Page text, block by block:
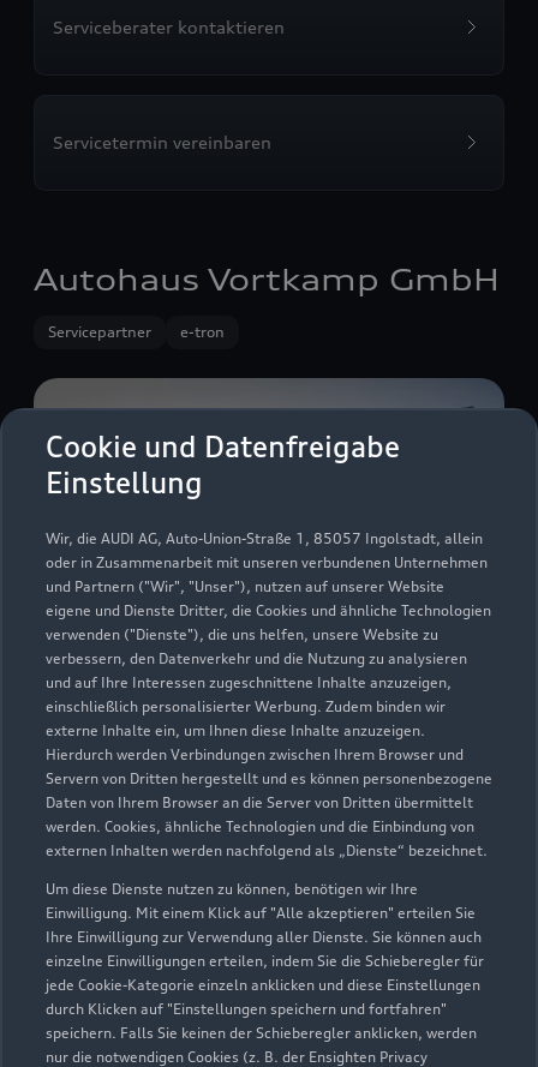
Cookie und Datenfreigabe
Einstellung
Wir, die AUDI AG, Auto-Union-Straße 1, 85057 Ingolstadt, allein
oder in Zusammenarbeit mit unseren verbundenen Unternehmen
und Partnern ("Wir", "Unser"), nutzen auf unserer Website
eigene und Dienste Dritter, die Cookies und ähnliche Technologien
verwenden ("Dienste"), die uns helfen, unsere Website zu
verbessern, den Datenverkehr und die Nutzung zu analysieren
und auf Ihre Interessen zugeschnittene Inhalte anzuzeigen,
einschließlich personalisierter Werbung. Zudem binden wir
externe Inhalte ein, um Ihnen diese Inhalte anzuzeigen.
Hierdurch werden Verbindungen zwischen Ihrem Browser und
Servern von Dritten hergestellt und es können personenbezogene
Daten von Ihrem Browser an die Server von Dritten übermittelt
werden. Cookies, ähnliche Technologien und die Einbindung von
externen Inhalten werden nachfolgend als „Dienste“ bezeichnet.
Um diese Dienste nutzen zu können, benötigen wir Ihre
Einwilligung. Mit einem Klick auf "Alle akzeptieren" erteilen Sie
Ihre Einwilligung zur Verwendung aller Dienste. Sie können auch
einzelne Einwilligungen erteilen, indem Sie die Schieberegler für
jede Cookie-Kategorie einzeln anklicken und diese Einstellungen
durch Klicken auf "Einstellungen speichern und fortfahren"
speichern. Falls Sie keinen der Schieberegler anklicken, werden
nur die notwendigen Cookies (z. B. der Ensighten Privacy
Serviceberater kontaktieren
Servicetermin vereinbaren
Autohaus Vortkamp GmbH
Servicepartner e-tron
Enscheder Straße 313
48599 Gronau
02562 93360
info@vortkamp.de
Kontaktdaten herunterladen
Öffnungszeiten